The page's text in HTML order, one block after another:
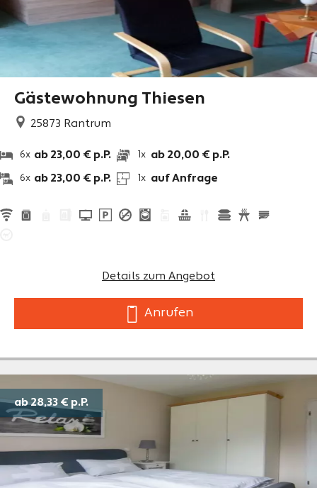
Gästewohnung Thiesen
25873 Rantrum
6x ab 23,00 € p.P.
6x ab 23,00 € p.P.
1x ab 20,00 € p.P.
1x auf Anfrage
Details zum Angebot
Anrufen
ab 28,33 € p.P.